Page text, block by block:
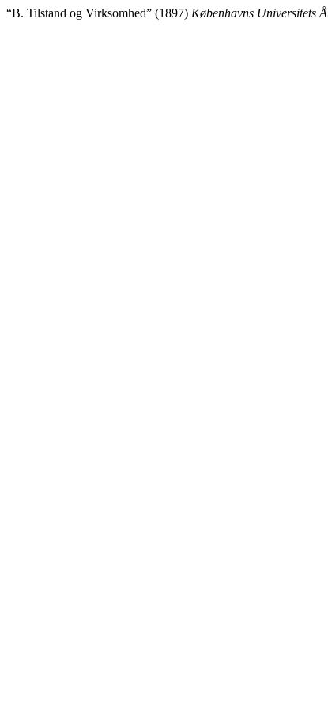
“B. Tilstand og Virksomhed” (1897) Københavns Universitets